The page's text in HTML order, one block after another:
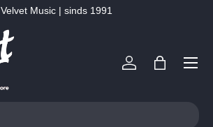
Velvet Music | sinds 1991
Inloggen
Tas
Menu